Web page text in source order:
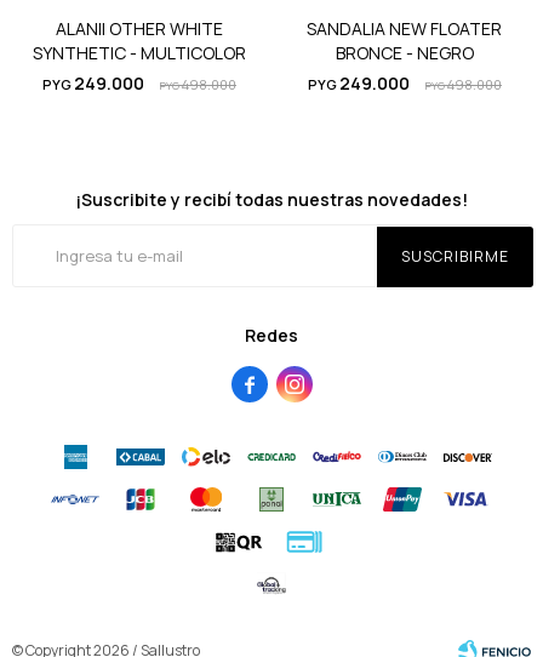
ALANII OTHER WHITE
SYNTHETIC - MULTICOLOR
PYG 249.000 PYG498.000
SANDALIA NEW FLOATER
BRONCE - NEGRO
PYG 249.000 PYG498.000
Redes
 
¡Suscribite y recibí todas nuestras novedades!
SUSCRIBIRME
© Copyright 2026 / Sallustro